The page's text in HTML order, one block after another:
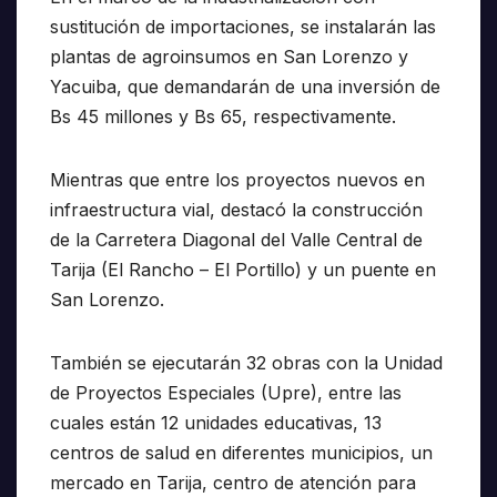
sustitución de importaciones, se instalarán las
plantas de agroinsumos en San Lorenzo y
Yacuiba, que demandarán de una inversión de
Bs 45 millones y Bs 65, respectivamente.
Mientras que entre los proyectos nuevos en
infraestructura vial, destacó la construcción
de la Carretera Diagonal del Valle Central de
Tarija (El Rancho – El Portillo) y un puente en
San Lorenzo.
También se ejecutarán 32 obras con la Unidad
de Proyectos Especiales (Upre), entre las
cuales están 12 unidades educativas, 13
centros de salud en diferentes municipios, un
mercado en Tarija, centro de atención para